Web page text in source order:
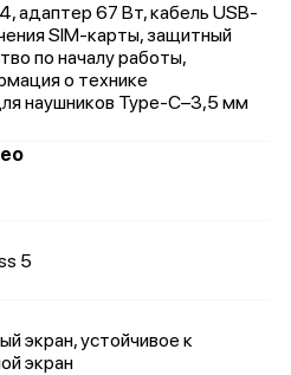
адаптер 67 Вт, кабель USB-
SIM-карты, защитный
по началу работы,
о технике
наушников Type-C–3,5 мм
5
экран, устойчивое к
экран